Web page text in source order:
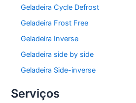
Geladeira Cycle Defrost
Geladeira Frost Free
Geladeira Inverse
Geladeira side by side
Geladeira Side-inverse
Serviços